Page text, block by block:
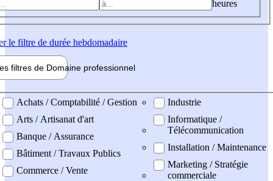
heures
le filtre de durée hebdomadaire
filtres de Domaine professionnel
professionel
Achats / Comptabilité / Gestion
Arts / Artisanat d'art
Banque / Assurance
Bâtiment / Travaux Publics
Commerce / Vente
Industrie
Informatique /
Télécommunication
Installation / Maintenance
Marketing / Stratégie
commerciale